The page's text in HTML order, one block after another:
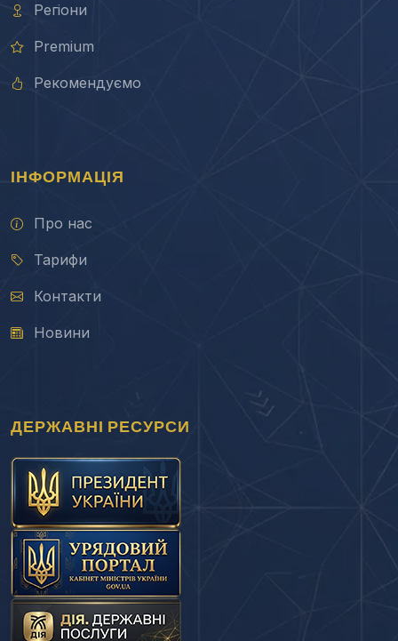
Регіони
Premium
Рекомендуємо
ІНФОРМАЦІЯ
Про нас
Тарифи
Контакти
Новини
ДЕРЖАВНІ РЕСУРСИ